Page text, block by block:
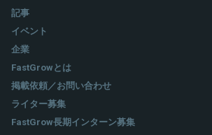
記事
イベント
企業
FastGrowとは
掲載依頼／お問い合わせ
ライター募集
FastGrow長期インターン募集